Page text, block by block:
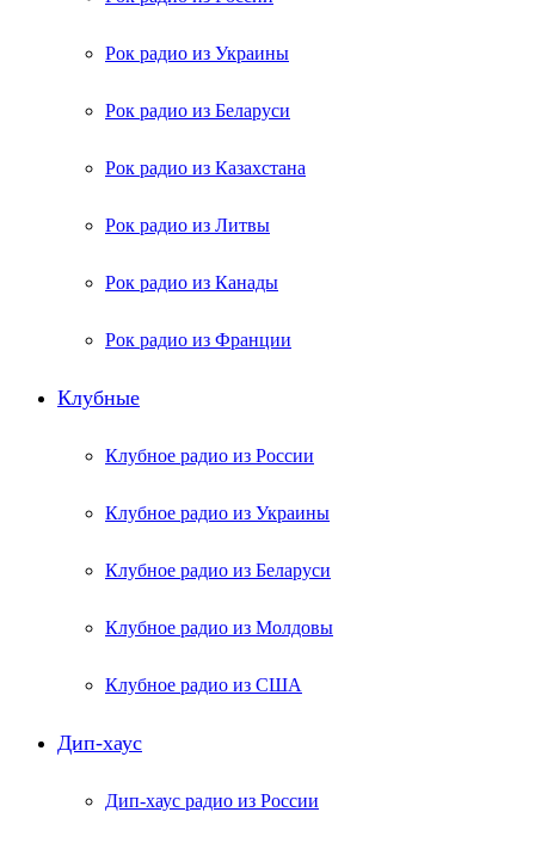
Рок радио из Украины
Рок радио из Беларуси
Рок радио из Казахстана
Рок радио из Литвы
Рок радио из Канады
Рок радио из Франции
Клубные
Клубное радио из России
Клубное радио из Украины
Клубное радио из Беларуси
Клубное радио из Молдовы
Клубное радио из США
Дип-хаус
Дип-хаус радио из России